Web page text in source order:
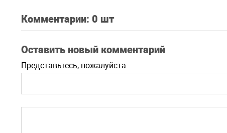
Комментарии: 0 шт
Оставить новый комментарий
Представьтесь, пожалуйста